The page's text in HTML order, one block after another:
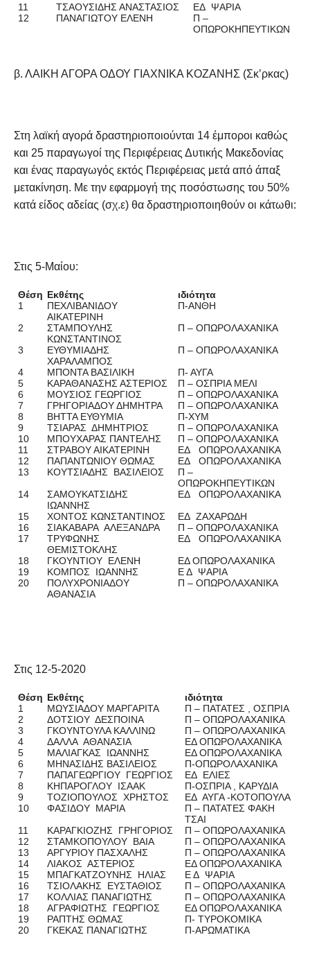
11
ΤΣΑΟΥΣΙΔΗΣ ΑΝΑΣΤΑΣΙΟΣ
ΕΔ ΨΑΡΙΑ
12
ΠΑΝΑΓΙΩΤΟΥ ΕΛΕΝΗ
Π –
ΟΠΩΡΟΚΗΠΕΥΤΙΚΩΝ
β. ΛΑΙΚΗ ΑΓΟΡΑ ΟΔΟΥ ΓΙΑΧΝΙΚΑ ΚΟΖΑΝΗΣ (Σκ’ρκας)
Στη λαϊκή αγορά δραστηριοποιούνται 14 έμποροι καθώς
και 25 παραγωγοί της Περιφέρειας Δυτικής Μακεδονίας
και ένας παραγωγός εκτός Περιφέρειας μετά από άπαξ
μετακίνηση. Με την εφαρμογή της ποσόστωσης του 50%
κατά είδος αδείας (σχ.ε) θα δραστηριοποιηθούν οι κάτωθι:
Στις 5-Μαίου:
Θέση Εκθέτης
ιδιότητα
1
ΠΕΧΛΙΒΑΝΙΔΟΥ
ΑΙΚΑΤΕΡΙΝΗ
Π-ΑΝΘΗ
2
ΣΤΑΜΠΟΥΛΗΣ
ΚΩΝΣΤΑΝΤΙΝΟΣ
Π – ΟΠΩΡΟΛΑΧΑΝΙΚΑ
3
ΕΥΘΥΜΙΑΔΗΣ
ΧΑΡΑΛΑΜΠΟΣ
Π – ΟΠΩΡΟΛΑΧΑΝΙΚΑ
4
ΜΠΟΝΤΑ ΒΑΣΙΛΙΚΗ
Π- ΑΥΓΑ
5
ΚΑΡΑΘΑΝΑΣΗΣ ΑΣΤΕΡΙΟΣ
Π – ΟΣΠΡΙΑ ΜΕΛΙ
6
ΜΟΥΣΙΟΣ ΓΕΩΡΓΙΟΣ
Π – ΟΠΩΡΟΛΑΧΑΝΙΚΑ
7
ΓΡΗΓΟΡΙΑΔΟΥ ΔΗΜΗΤΡΑ
Π – ΟΠΩΡΟΛΑΧΑΝΙΚΑ
8
ΒΗΤΤΑ ΕΥΘΥΜΙΑ
Π-ΧΥΜ
9
ΤΣΙΑΡΑΣ ΔΗΜΗΤΡΙΟΣ
Π – ΟΠΩΡΟΛΑΧΑΝΙΚΑ
10
ΜΠΟΥΧΑΡΑΣ ΠΑΝΤΕΛΗΣ
Π – ΟΠΩΡΟΛΑΧΑΝΙΚΑ
11
ΣΤΡΑΒΟΥ ΑΙΚΑΤΕΡΙΝΗ
ΕΔ ΟΠΩΡΟΛΑΧΑΝΙΚΑ
12
ΠΑΠΑΝΤΩΝΙΟΥ ΘΩΜΑΣ
ΕΔ ΟΠΩΡΟΛΑΧΑΝΙΚΑ
13
ΚΟΥΤΣΙΑΔΗΣ ΒΑΣΙΛΕΙΟΣ
Π –
ΟΠΩΡΟΚΗΠΕΥΤΙΚΩΝ
14
ΣΑΜΟΥΚΑΤΣΙΔΗΣ
ΙΩΑΝΝΗΣ
ΕΔ ΟΠΩΡΟΛΑΧΑΝΙΚΑ
15
ΧΟΝΤΟΣ ΚΩΝΣΤΑΝΤΙΝΟΣ
ΕΔ ΖΑΧΑΡΩΔΗ
16
ΣΙΑΚΑΒΑΡΑ ΑΛΕΞΑΝΔΡΑ
Π – ΟΠΩΡΟΛΑΧΑΝΙΚΑ
17
ΤΡΥΦΩΝΗΣ
ΘΕΜΙΣΤΟΚΛΗΣ
ΕΔ ΟΠΩΡΟΛΑΧΑΝΙΚΑ
18
ΓΚΟΥΝΤΙΟΥ ΕΛΕΝΗ
ΕΔ ΟΠΩΡΟΛΑΧΑΝΙΚΑ
19
ΚΟΜΠΟΣ ΙΩΑΝΝΗΣ
Ε Δ ΨΑΡΙΑ
20
ΠΟΛΥΧΡΟΝΙΑΔΟΥ
ΑΘΑΝΑΣΙΑ
Π – ΟΠΩΡΟΛΑΧΑΝΙΚΑ
Στις 12-5-2020
Θέση Εκθέτης
ιδιότητα
1
ΜΩΥΣΙΑΔΟΥ ΜΑΡΓΑΡΙΤΑ
Π – ΠΑΤΑΤΕΣ , ΟΣΠΡΙΑ
2
ΔΟΤΣΙΟΥ ΔΕΣΠΟΙΝΑ
Π – ΟΠΩΡΟΛΑΧΑΝΙΚΑ
3
ΓΚΟΥΝΤΟΥΛΑ ΚΑΛΛΙΝΩ
Π – ΟΠΩΡΟΛΑΧΑΝΙΚΑ
4
ΔΑΛΛΑ ΑΘΑΝΑΣΙΑ
ΕΔ ΟΠΩΡΟΛΑΧΑΝΙΚΑ
5
ΜΑΛΙΑΓΚΑΣ ΙΩΑΝΝΗΣ
ΕΔ ΟΠΩΡΟΛΑΧΑΝΙΚΑ
6
ΜΗΝΑΣΙΔΗΣ ΒΑΣΙΛΕΙΟΣ
Π-ΟΠΩΡΟΛΑΧΑΝΙΚΑ
7
ΠΑΠΑΓΕΩΡΓΙΟΥ ΓΕΩΡΓΙΟΣ
ΕΔ ΕΛΙΕΣ
8
ΚΗΠΑΡΟΓΛΟΥ ΙΣΑΑΚ
Π-ΟΣΠΡΙΑ , ΚΑΡΥΔΙΑ
9
ΤΟΖΙΟΠΟΥΛΟΣ ΧΡΗΣΤΟΣ
ΕΔ ΑΥΓΑ -ΚΟΤΟΠΟΥΛΑ
10
ΦΑΣΙΔΟΥ ΜΑΡΙΑ
Π – ΠΑΤΑΤΕΣ ΦΑΚΗ
ΤΣΑΙ
11
ΚΑΡΑΓΚΙΟΖΗΣ ΓΡΗΓΟΡΙΟΣ
Π – ΟΠΩΡΟΛΑΧΑΝΙΚΑ
12
ΣΤΑΜΚΟΠΟΥΛΟΥ ΒΑΙΑ
Π – ΟΠΩΡΟΛΑΧΑΝΙΚΑ
13
ΑΡΓΥΡΙΟΥ ΠΑΣΧΑΛΗΣ
Π – ΟΠΩΡΟΛΑΧΑΝΙΚΑ
14
ΛΙΑΚΟΣ ΑΣΤΕΡΙΟΣ
ΕΔ ΟΠΩΡΟΛΑΧΑΝΙΚΑ
15
ΜΠΑΓΚΑΤΖΟΥΝΗΣ ΗΛΙΑΣ
Ε Δ ΨΑΡΙΑ
16
ΤΣΙΟΛΑΚΗΣ ΕΥΣΤΑΘΙΟΣ
Π – ΟΠΩΡΟΛΑΧΑΝΙΚΑ
17
ΚΟΛΛΙΑΣ ΠΑΝΑΓΙΩΤΗΣ
Π – ΟΠΩΡΟΛΑΧΑΝΙΚΑ
18
ΑΓΡΑΦΙΩΤΗΣ ΓΕΩΡΓΙΟΣ
ΕΔ ΟΠΩΡΟΛΑΧΑΝΙΚΑ
19
ΡΑΠΤΗΣ ΘΩΜΑΣ
Π- ΤΥΡΟΚΟΜΙΚΑ
20
ΓΚΕΚΑΣ ΠΑΝΑΓΙΩΤΗΣ Π-ΑΡΩΜΑΤΙΚΑ